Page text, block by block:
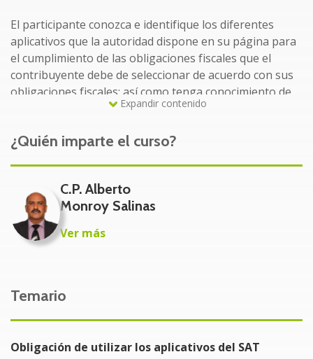
El participante conozca e identifique los diferentes
aplicativos que la autoridad dispone en su página para
el cumplimiento de las obligaciones fiscales que el
contribuyente debe de seleccionar de acuerdo con sus
obligaciones fiscales; así como tenga conocimiento de
las sanciones y multas al incumplir, elegir aplicativo
Contadores, administradores, directores de empresas,
despachos contables, consultores, auxiliares contables,
personas interesadas en su contabilidad y demás
personas interesadas
la presentación y llenado incorrecto de los aplicativos
del SAT para la presentación de declaraciones.
Expandir contenido
¿Quién imparte el curso?
C.P. Alberto
Monroy Salinas
Ver más
Temario
Obligación de utilizar los aplicativos del SAT